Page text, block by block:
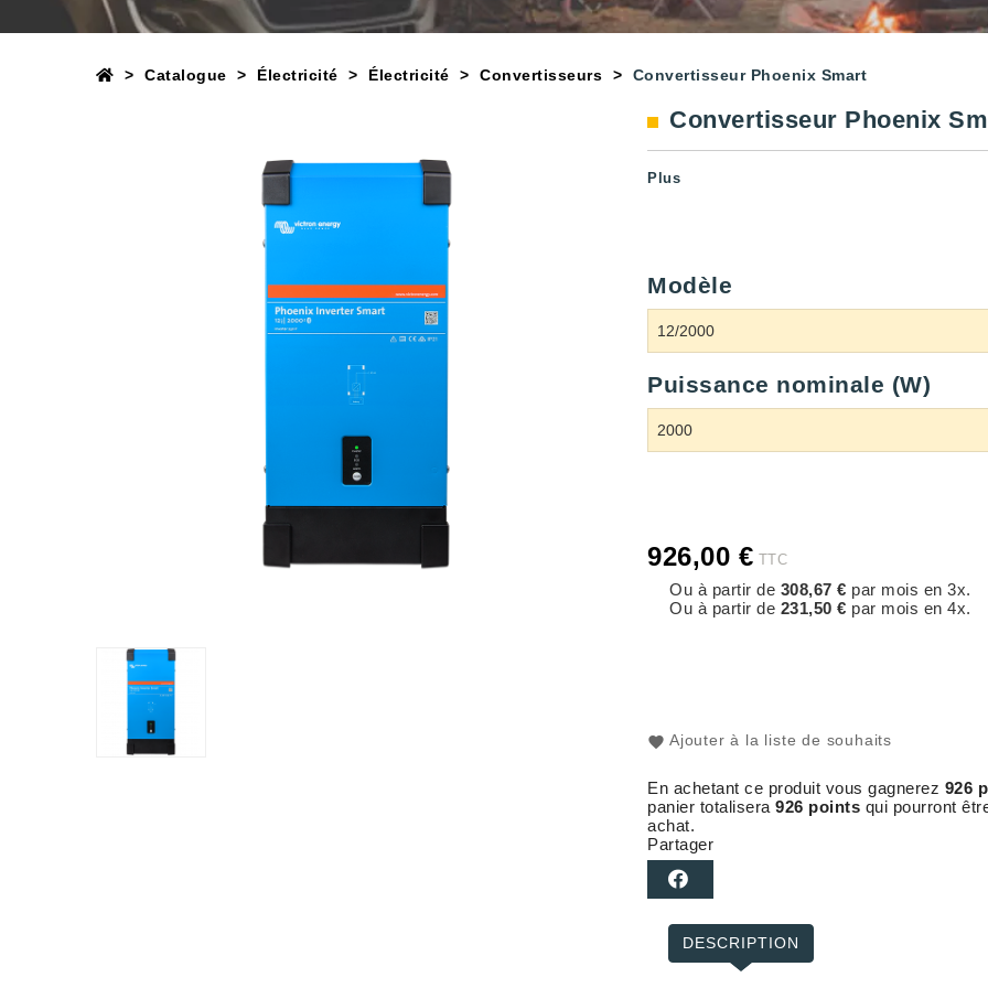
Catalogue Électricité Électricité Convertisseurs Convertisseur Phoenix Smart
Convertisseur Phoenix
Plus
Modèle
Puissance nominale (W)
926,00 € TTC
Ou à partir de 308,67 € par mois en 3x.
Ou à partir de 231,50 € par mois en 4x.
Ajouter à la liste de souhaits
En achetant ce produit vous gagnerez 926
panier totalisera 926 points qui pourront
achat.
Partager
DESCRIPTION